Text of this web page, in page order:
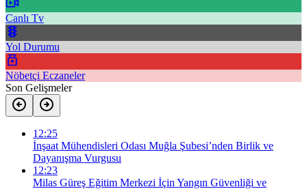
Canlı Tv
Yol Durumu
Nöbetçi Eczaneler
Son Gelişmeler
12:25
İnşaat Mühendisleri Odası Muğla Şubesi’nden Birlik ve
Dayanışma Vurgusu
12:23
Milas Güreş Eğitim Merkezi İçin Yangın Güvenliği ve